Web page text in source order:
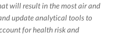
will result in the most air and
update analytical tools to
for health risk and